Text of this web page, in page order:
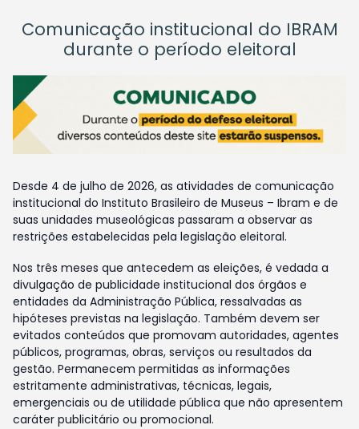
Comunicação institucional do IBRAM
durante o período eleitoral
Desde 4 de julho de 2026, as atividades de comunicação
institucional do Instituto Brasileiro de Museus – Ibram e de
suas unidades museológicas passaram a observar as
restrições estabelecidas pela legislação eleitoral.
Nos três meses que antecedem as eleições, é vedada a
divulgação de publicidade institucional dos órgãos e
entidades da Administração Pública, ressalvadas as
hipóteses previstas na legislação. Também devem ser
evitados conteúdos que promovam autoridades, agentes
públicos, programas, obras, serviços ou resultados da
gestão. Permanecem permitidas as informações
estritamente administrativas, técnicas, legais,
emergenciais ou de utilidade pública que não apresentem
caráter publicitário ou promocional.